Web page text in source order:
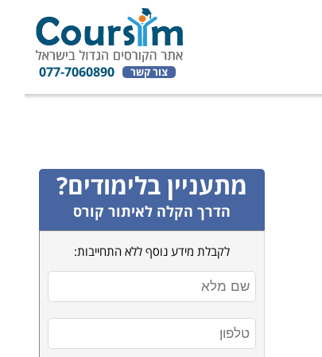
צור קשר 077-7060890
מתעניין בלימודים?
הדרך הקלה לאיתור קורס
לקבלת מידע נוסף ללא התחייבות: